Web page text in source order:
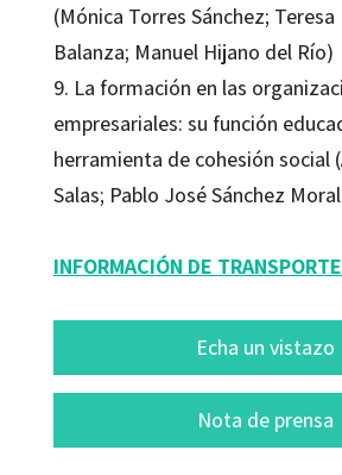
(Mónica Torres Sánchez; Teresa
Balanza; Manuel Hijano del Río)
9. La formación en las
empresariales: su función
herramienta de cohesión social
Salas; Pablo José Sánchez
INFORMACIÓN DE TRANSPORTE
Echa un vistazo
Nota de prensa